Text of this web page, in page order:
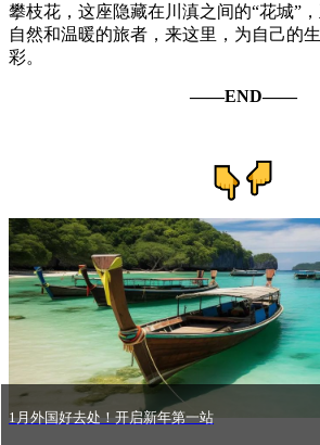
攀枝花，这座隐藏在川滇之间的“花城”
自然和温暖的旅者，来这里，为自己的
彩。
——END——
1月外国好去处！开启新年第一站